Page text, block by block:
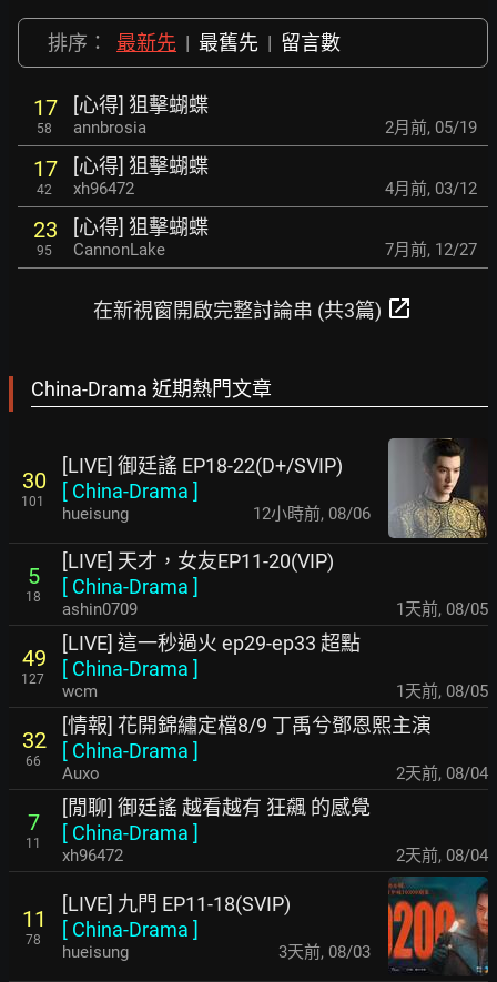
排序： 最新先 | 最舊先 | 留言數
17
58
[心得] 狙擊蝴蝶
annbrosia 2月前, 05/19
17
42
[心得] 狙擊蝴蝶
xh96472 4月前, 03/12
23
95
[心得] 狙擊蝴蝶
CannonLake 7月前, 12/27
在新視窗開啟完整討論串 (共3篇) open_in_new
China-Drama 近期熱門文章
30
101
[LIVE] 御廷謠 EP18-22(D+/SVIP)
[ China-Drama ]
hueisung 12小時前, 08/06
5
18
[LIVE] 天才，女友EP11-20(VIP)
[ China-Drama ]
ashin0709 1天前, 08/05
49
127
[LIVE] 這一秒過火 ep29-ep33 超點
[ China-Drama ]
wcm 1天前, 08/05
32
66
[情報] 花開錦繡定檔8/9 丁禹兮鄧恩熙主演
[ China-Drama ]
Auxo 2天前, 08/04
7
11
[閒聊] 御廷謠 越看越有 狂飆 的感覺
[ China-Drama ]
xh96472 2天前, 08/04
11
78
[LIVE] 九門 EP11-18(SVIP)
[ China-Drama ]
hueisung 3天前, 08/03